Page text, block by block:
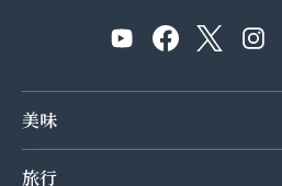
美味
旅行